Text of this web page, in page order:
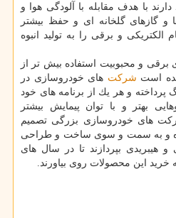
با هدف مقابله با آلودگی هوا و
و گازهای گلخانه ای و حفظ بیشتر
و برقی را به تولید انبوه
برقی و محبوبیت استفاده بیش تر از
است شركت های خودروسازی در
پرداخته و هر یك از برنامه های خود
بهتر و با توان پیمایش بیشتر
های خودروسازی بزرگی تصمیم
و به سمت و سوی ساخت و طراحی
هیبریدی بپردازند تا در سال های
خرید این محصولات روی بیاورند.